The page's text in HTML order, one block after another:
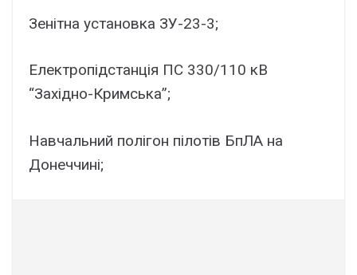
Зенітна установка ЗУ-23-3;
Електропідстанція ПС 330/110 кВ
“Західно-Кримська”;
Навчальний полігон пілотів БпЛА на
Донеччині;